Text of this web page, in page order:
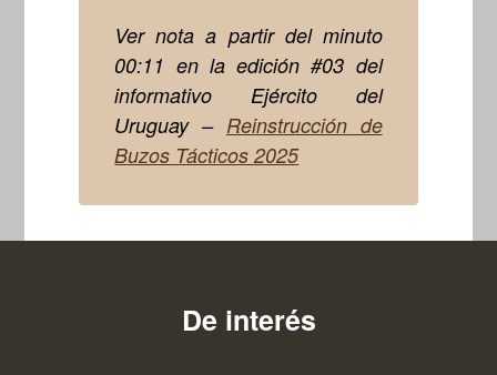
Ver nota a partir del minuto
00:11 en la edición #03 del
informativo Ejército del
Uruguay – Reinstrucción de
Buzos Tácticos 2025
De interés